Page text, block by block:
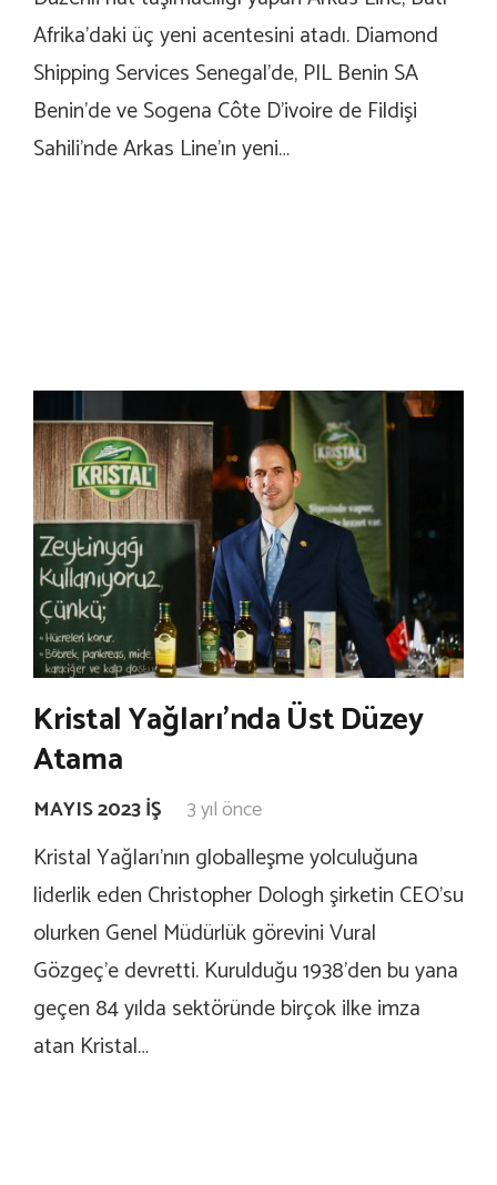
Afrika’daki üç yeni acentesini atadı. Diamond
Shipping Services Senegal’de, PIL Benin SA
Benin’de ve Sogena Côte D’ivoire de Fildişi
Sahili’nde Arkas Line’ın yeni…
Kristal Yağları’nda Üst Düzey
Atama
MAYIS 2023 İŞ 3 yıl önce
Kristal Yağları’nın globalleşme yolculuğuna
liderlik eden Christopher Dologh şirketin CEO’su
olurken Genel Müdürlük görevini Vural
Gözgeç’e devretti. Kurulduğu 1938’den bu yana
geçen 84 yılda sektöründe birçok ilke imza
atan Kristal…